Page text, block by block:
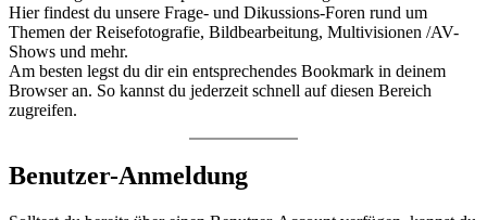
Hier findest du unsere Frage- und Dikussions-Foren rund um
Themen der Reisefotografie, Bildbearbeitung, Multivisionen /AV-
Shows und mehr.
Am besten legst du dir ein entsprechendes Bookmark in deinem
Browser an. So kannst du jederzeit schnell auf diesen Bereich
zugreifen.
Benutzer-Anmeldung